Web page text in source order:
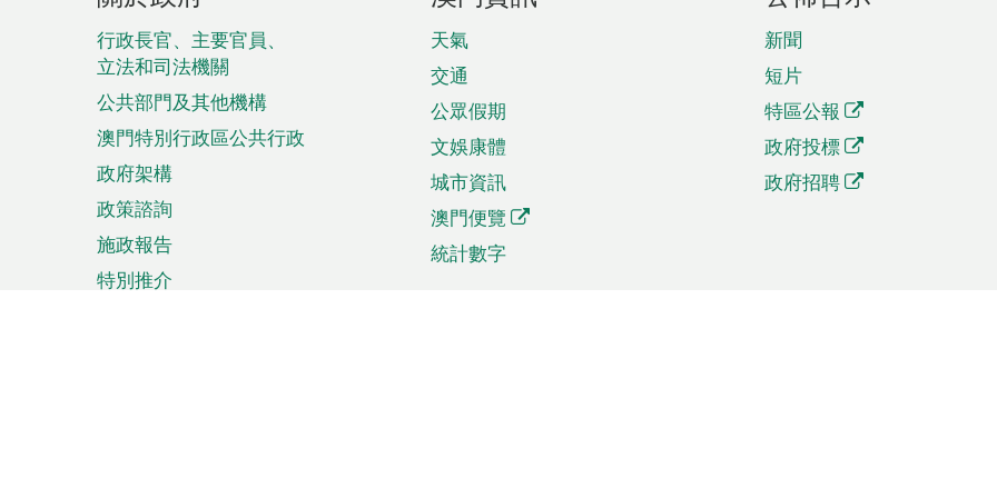
腳
菜
單
行政長官、主要官員、
立法和司法機關
公共部門及其他機構
澳門特別行政區公共行政
政府架構
政策諮詢
施政報告
特別推介
天氣
交通
公眾假期
文娛康體
城市資訊
澳門便覽
統計數字
新聞
短片
特區公報
政府投標
政府招聘